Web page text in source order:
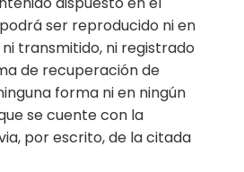
ser reproducido ni en
transmitido, ni registrado
de recuperación de
forma ni en ningún
se cuente con la
por escrito, de la citada